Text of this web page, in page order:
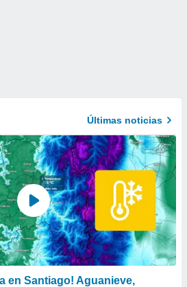
Últimas noticias
en Santiago! Aguanieve,